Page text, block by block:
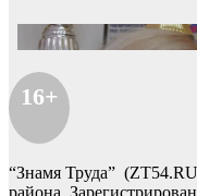
16+
“Знамя Труда”